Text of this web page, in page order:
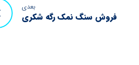
بعدی
فروش سنگ نمک رگه شکری